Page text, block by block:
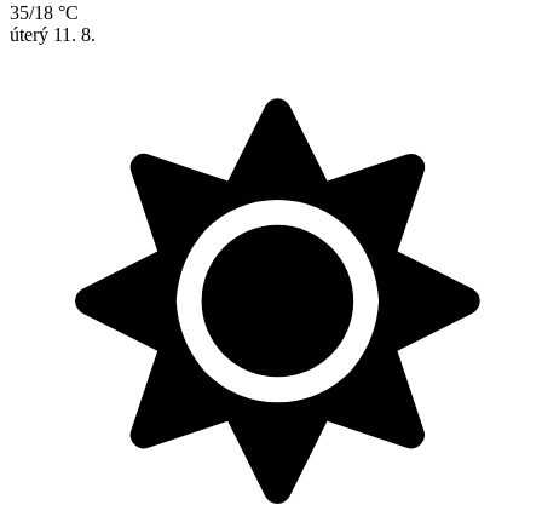
35/18 °C
úterý 11. 8.